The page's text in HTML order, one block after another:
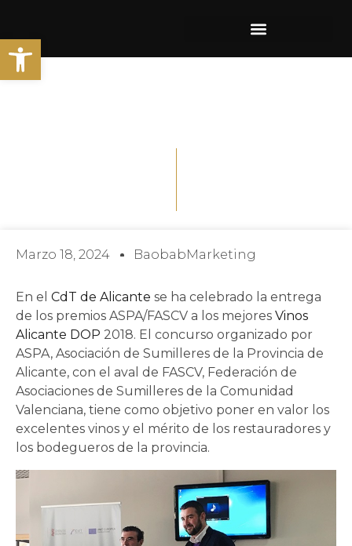
contenido
Marzo 18, 2024 BaobabMarketing
En el CdT de Alicante se ha celebrado la entrega
de los premios ASPA/FASCV a los mejores Vinos
Alicante DOP 2018. El concurso organizado por
ASPA, Asociación de Sumilleres de la Provincia de
Alicante, con el aval de FASCV, Federación de
Asociaciones de Sumilleres de la Comunidad
Valenciana, tiene como objetivo poner en valor los
excelentes vinos y el mérito de los restauradores y
los bodegueros de la provincia.
Abrir barra de herramientas